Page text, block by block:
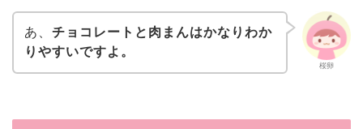
桜卵
あ、 チョコレートと肉まんはかなりわか
りやすいですよ。